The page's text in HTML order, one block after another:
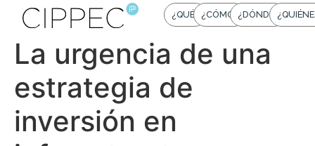
¿QUÉ? ¿CÓMO?¿DÓNDE?
La urgencia de una
estrategia de
inversión en